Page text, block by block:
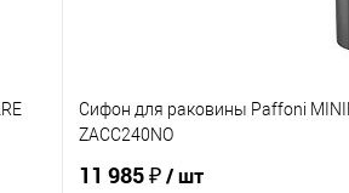
Сифон для раковины Paffoni
ZACC240NO
11 985 ₽/ шт